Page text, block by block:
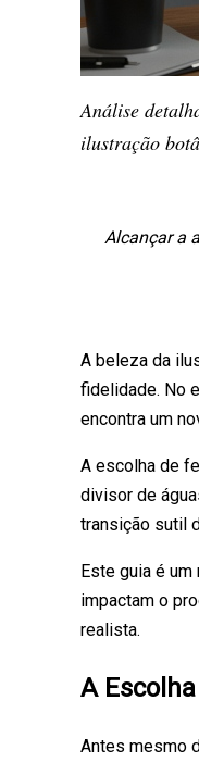
Análise
ilustração
Alcançar a
A beleza da
fidelidade. No
encontra um
A escolha de
divisor de
transição sutil
Este guia é
impactam o
realista.
A
Antes mesmo